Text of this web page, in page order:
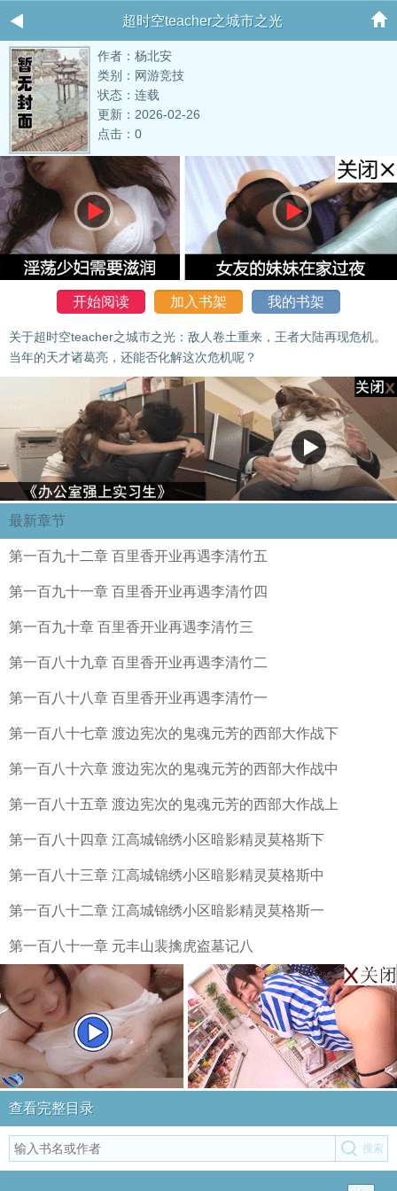
超时空teacher之城市之光
作者：杨北安
类别：网游竞技
状态：连载
更新：2026-02-26
点击：0
开始阅读 加入书架 我的书架
关于超时空teacher之城市之光：敌人卷土重来，王者大陆再现危机。
当年的天才诸葛亮，还能否化解这次危机呢？
最新章节
第一百九十二章 百里香开业再遇李清竹五
第一百九十一章 百里香开业再遇李清竹四
第一百九十章 百里香开业再遇李清竹三
第一百八十九章 百里香开业再遇李清竹二
第一百八十八章 百里香开业再遇李清竹一
第一百八十七章 渡边宪次的鬼魂元芳的西部大作战下
第一百八十六章 渡边宪次的鬼魂元芳的西部大作战中
第一百八十五章 渡边宪次的鬼魂元芳的西部大作战上
第一百八十四章 江高城锦绣小区暗影精灵莫格斯下
第一百八十三章 江高城锦绣小区暗影精灵莫格斯中
第一百八十二章 江高城锦绣小区暗影精灵莫格斯一
第一百八十一章 元丰山裴擒虎盗墓记八
查看完整目录